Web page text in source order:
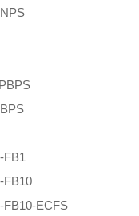
FB1
FB10
FB10-ECFS